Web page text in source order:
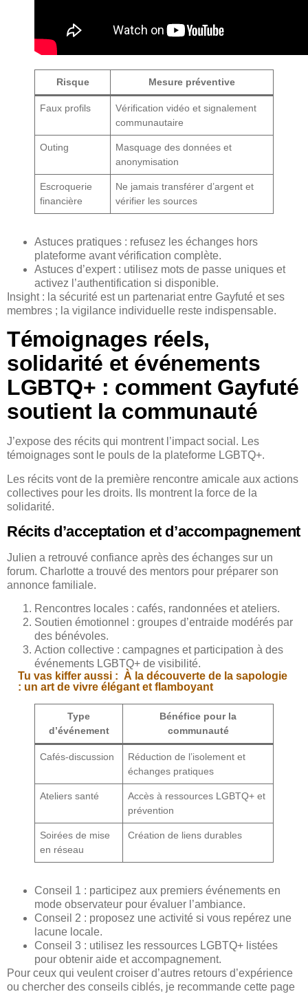
Risque Mesure préventive
Faux profils
Vérification vidéo et signalement
communautaire
Outing
Masquage des données et
anonymisation
Escroquerie
financière
Ne jamais transférer d’argent et
vérifier les sources
Astuces pratiques : refusez les échanges hors
plateforme avant vérification complète.
Astuces d’expert : utilisez mots de passe uniques et
activez l’authentification si disponible.
Insight : la sécurité est un partenariat entre Gayfuté et ses
membres ; la vigilance individuelle reste indispensable.
Témoignages réels,
solidarité et événements
LGBTQ+ : comment Gayfuté
soutient la communauté
J’expose des récits qui montrent l’impact social. Les
témoignages sont le pouls de la plateforme LGBTQ+.
Les récits vont de la première rencontre amicale aux actions
collectives pour les droits. Ils montrent la force de la
solidarité.
Récits d’acceptation et d’accompagnement
Julien a retrouvé confiance après des échanges sur un
forum. Charlotte a trouvé des mentors pour préparer son
annonce familiale.
Rencontres locales : cafés, randonnées et ateliers.
Soutien émotionnel : groupes d’entraide modérés par
des bénévoles.
Action collective : campagnes et participation à des
événements LGBTQ+ de visibilité.
Tu vas kiffer aussi : À la découverte de la sapologie
: un art de vivre élégant et flamboyant
Type
d’événement
Bénéfice pour la
communauté
Cafés-discussion
Réduction de l’isolement et
échanges pratiques
Ateliers santé
Accès à ressources LGBTQ+ et
prévention
Soirées de mise
en réseau
Création de liens durables
Conseil 1 : participez aux premiers événements en
mode observateur pour évaluer l’ambiance.
Conseil 2 : proposez une activité si vous repérez une
lacune locale.
Conseil 3 : utilisez les ressources LGBTQ+ listées
pour obtenir aide et accompagnement.
Pour ceux qui veulent croiser d’autres retours d’expérience
ou chercher des conseils ciblés, je recommande cette page